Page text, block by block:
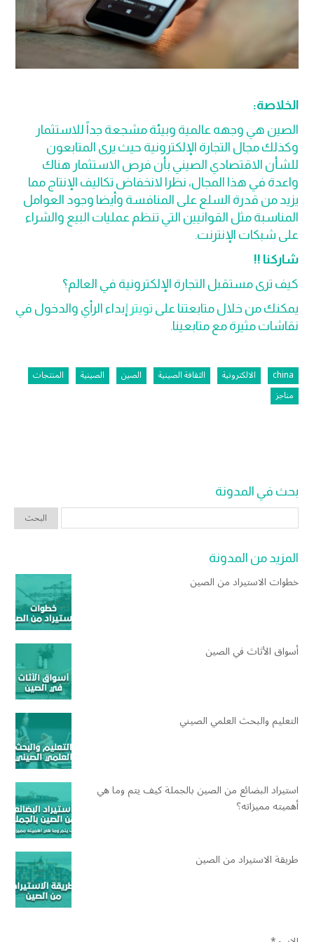
الخلاصة:
الصين هي وجهه عالمية وبيئة مشجعة جداً للاستثمار
وكذلك مجال التجارة الإلكترونية حيث يرى المتابعون
للشأن الاقتصادي الصيني بأن فرص الاستثمار هناك
واعدة في هذا المجال، نظرا لانخفاض تكاليف الإنتاج مما
يزيد من قدرة السلع على المنافسة وأيضا وجود العوامل
المناسبة مثل القوانيين التي تنظم عمليات البيع والشراء
على شبكات الإنترنت.
شاركنا !!
كيف ترى مستقبل التجارة الإلكترونية في العالم؟
يمكنك من خلال متابعتنا على تويتر إبداء الرأي والدخول في
نقاشات مثيرة مع متابعينا.
china الالكترونية الثقافة الصينية الصين الصينية
المنتجات
مناجز
بحث في المدونة
المزيد من المدونة
خطوات الاستيراد من الصين
أسواق الأثاث في الصين
التعليم والبحث العلمي الصيني
استيراد البضائع من الصين بالجملة كيف يتم وما هي
أهميته مميزاته؟
طريقة الاستيراد من الصين